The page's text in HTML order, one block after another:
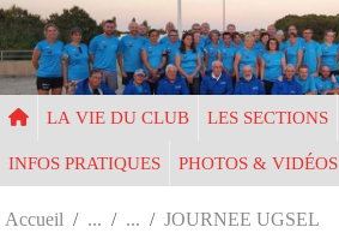
LA VIE DU CLUB LES SECTIONS
INFOS PRATIQUES PHOTOS & VIDÉOS
Accueil JOURNEE UGSEL
Panneau de gestion des cookies